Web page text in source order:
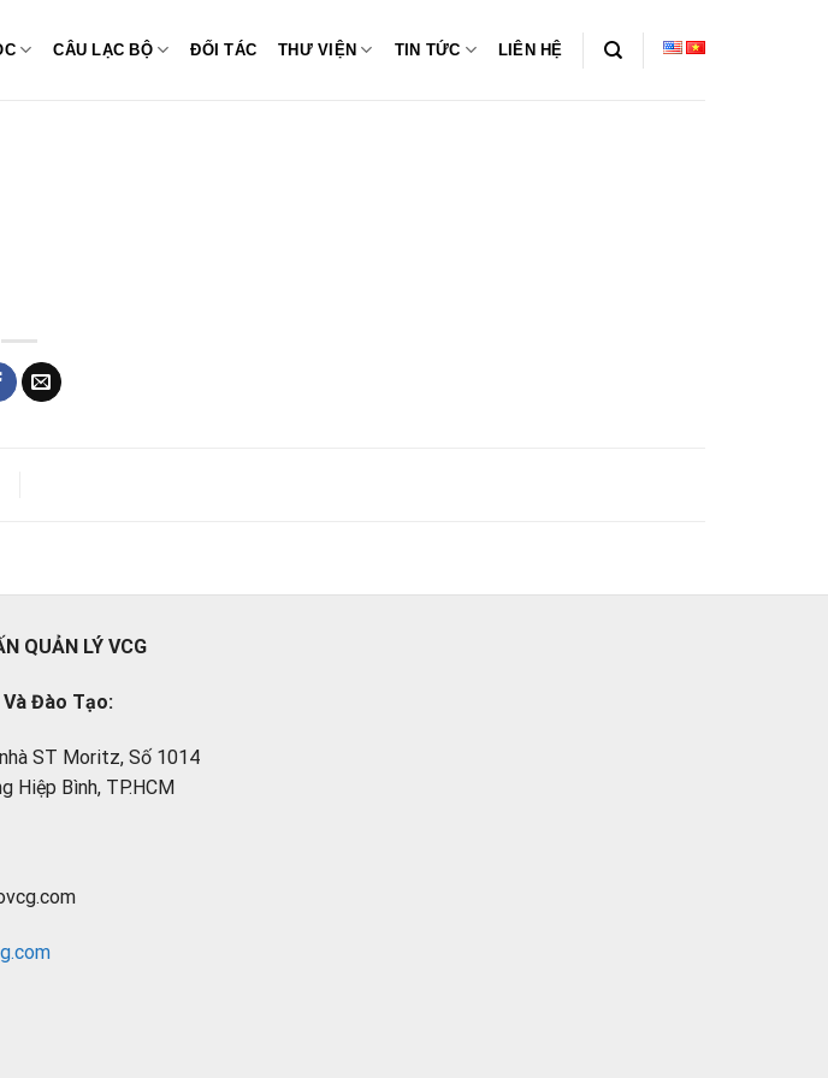
CÂU LẠC BỘ ĐỐI TÁC THƯ VIỆN TIN TỨC LIÊN HỆ
QUẢN LÝ VCG
Và Đào Tạo:
ST Moritz, Số 1014
Hiệp Bình, TP.HCM